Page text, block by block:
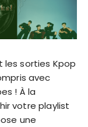
sorties Kpop
avec
! À la
votre playlist
une